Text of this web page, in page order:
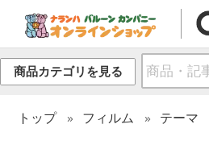
商品カテゴリを見る
トップ フィルム テーマ